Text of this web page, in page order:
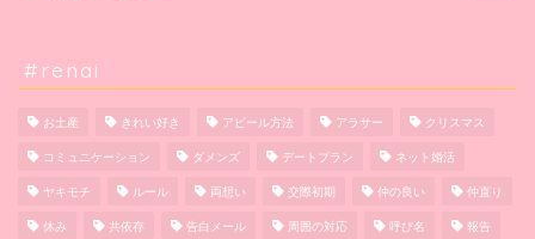
#renai
お土産 きれい好き アピール方法 アラサー クリスマス
コミュニケーション ダメンズ デートプラン ネット婚活
ヤキモチ ルール 両想い 交際初期 仲の良い 仲直り
休み 共依存 告白メール 周囲の対応 呼び名 報告